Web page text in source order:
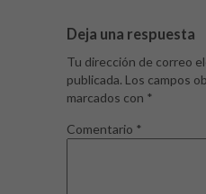
Deja una respuesta
Tu dirección de correo
publicada. Los campos
marcados con *
Comentario *